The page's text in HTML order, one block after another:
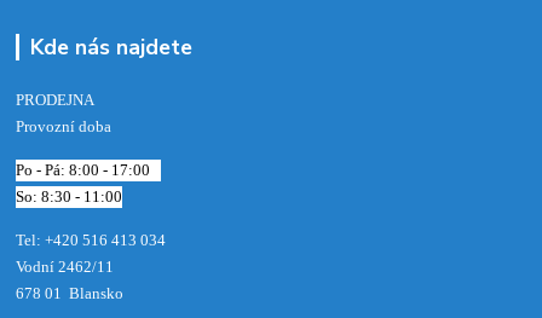
Kde nás najdete
PRODEJNA
Provozní doba
Po - Pá: 8:00 - 17:00
So: 8:30 - 11:00
Tel: +420 516 413 034‬
Vodní 2462/11
678 01 Blansko